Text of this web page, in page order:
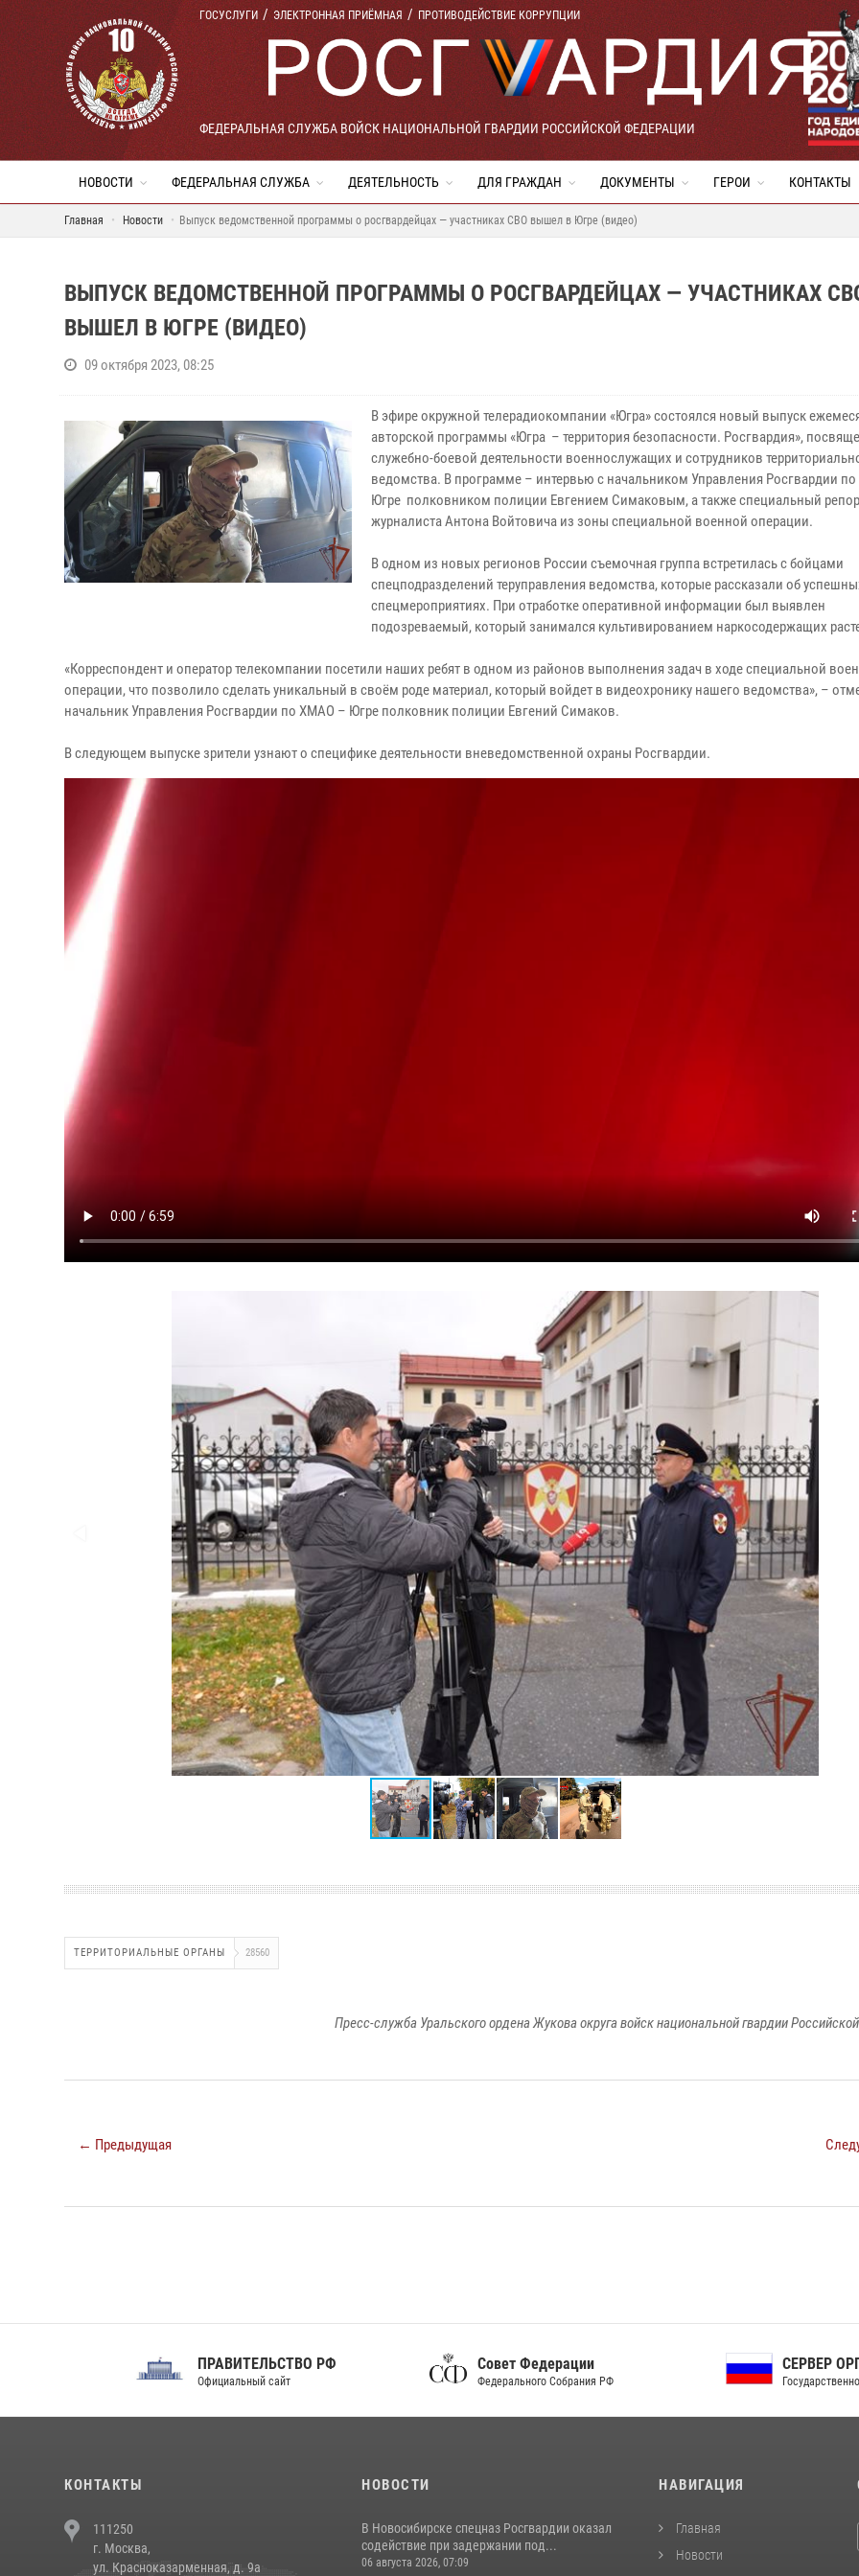
ГОСУСЛУГИ ЭЛЕКТРОННАЯ ПРИЁМНАЯ ПРОТИВОДЕЙСТВИЕ КОРРУПЦИИ
ФЕДЕРАЛЬНАЯ СЛУЖБА ВОЙСК НАЦИОНАЛЬНОЙ ГВАРДИИ РОССИЙСКОЙ ФЕДЕРАЦИИ
НОВОСТИ ФЕДЕРАЛЬНАЯ СЛУЖБА ДЕЯТЕЛЬНОСТЬ ДЛЯ ГРАЖДАН ДОКУМЕНТЫ ГЕРОИ КОНТАКТЫ
Главная Новости Выпуск ведомственной программы о росгвардейцах — участниках СВО вышел в Югре (видео)
ВЫПУСК ВЕДОМСТВЕННОЙ ПРОГРАММЫ О РОСГВАРДЕЙЦАХ — УЧАСТНИКАХ
ВЫШЕЛ В ЮГРЕ (ВИДЕО)
09 октября 2023, 08:25
В эфире окружной телерадиокомпании «Югра» состоялся новый выпуск
авторской программы «Югра – территория безопасности. Росгвардия»,
служебно-боевой деятельности военнослужащих и сотрудников
ведомства. В программе – интервью с начальником Управления Росгвардии
Югре полковником полиции Евгением Симаковым, а также специальный
журналиста Антона Войтовича из зоны специальной военной операции.
В одном из новых регионов России съемочная группа встретилась с бойцами
спецподразделений теруправления ведомства, которые рассказали об
спецмероприятиях. При отработке оперативной информации был выявлен
подозреваемый, который занимался культивированием наркосодержащих
«Корреспондент и оператор телекомпании посетили наших ребят в одном из районов выполнения задач в ходе специальной
операции, что позволило сделать уникальный в своём роде материал, который войдет в видеохронику нашего ведомства», –
начальник Управления Росгвардии по ХМАО – Югре полковник полиции Евгений Симаков.
В следующем выпуске зрители узнают о специфике деятельности вневедомственной охраны Росгвардии.
ТЕРРИТОРИАЛЬНЫЕ ОРГАНЫ 28560
Пресс-служба Уральского ордена Жукова округа войск национальной гвардии
← Предыдущая
ПРАВИТЕЛЬСТВО РФ
Официальный сайт
Совет Федерации
Федерального Собрания РФ
СЕРВЕР ОРГАНОВ
Государственной власти РФ
КОНТАКТЫ
111250
г. Москва,
ул. Красноказарменная, д. 9а
НОВОСТИ
В Новосибирске спецназ Росгвардии оказал
содействие при задержании под...
06 августа 2026, 07:09
НАВИГАЦИЯ
Главная
Новости